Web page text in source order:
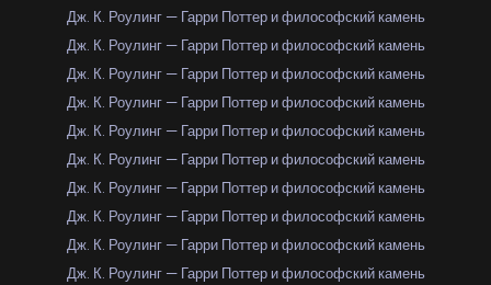
Дж. К. Роулинг — Гарри Поттер и философский камень
Дж. К. Роулинг — Гарри Поттер и философский камень
Дж. К. Роулинг — Гарри Поттер и философский камень
Дж. К. Роулинг — Гарри Поттер и философский камень
Дж. К. Роулинг — Гарри Поттер и философский камень
Дж. К. Роулинг — Гарри Поттер и философский камень
Дж. К. Роулинг — Гарри Поттер и философский камень
Дж. К. Роулинг — Гарри Поттер и философский камень
Дж. К. Роулинг — Гарри Поттер и философский камень
Дж. К. Роулинг — Гарри Поттер и философский камень